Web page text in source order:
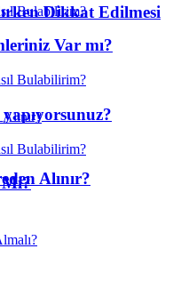
Dikkat Edilmesi
Alınır?
Var mı?
Mi?